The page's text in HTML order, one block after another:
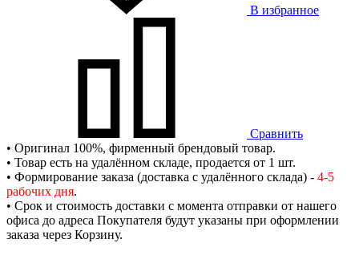
В избранное
Сравнить
• Оригинал 100%, фирменный брендовый товар.
• Товар есть на удалённом складе, продается от 1 шт.
• Формирование заказа (доставка с удалённого склада) - 4-5
рабочих дня.
• Срок и стоимость доставки с момента отправки от нашего
офиса до адреса Покупателя будут указаны при оформлении
заказа через Корзину.